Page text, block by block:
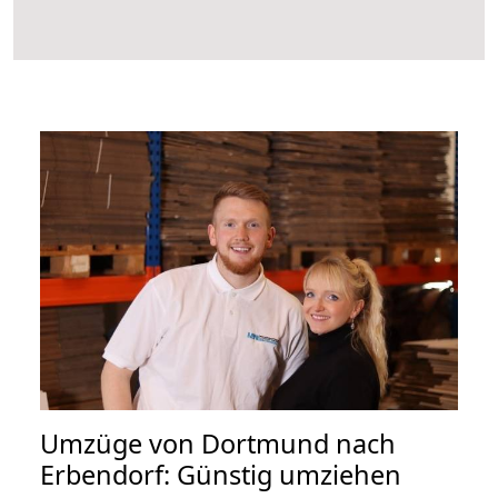
Umzüge von Dortmund nach
Erbendorf: Günstig umziehen